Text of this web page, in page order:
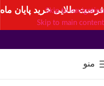
Skip to navigation
Skip to main content
منو
فرصت طلایی خرید پایان ماه